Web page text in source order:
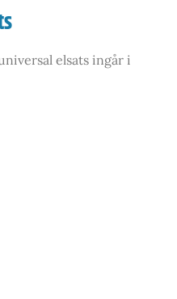
elsats ingår i